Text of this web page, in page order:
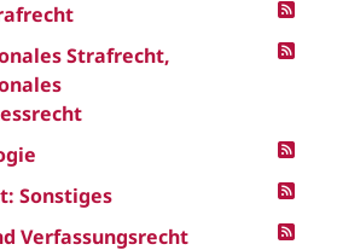
Strafrecht,
Sonstiges
Verfassungsrecht